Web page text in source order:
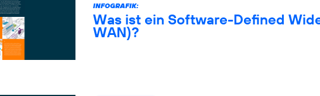
INFOGRAFIK:
Was ist ein Software-Defined
WAN)?